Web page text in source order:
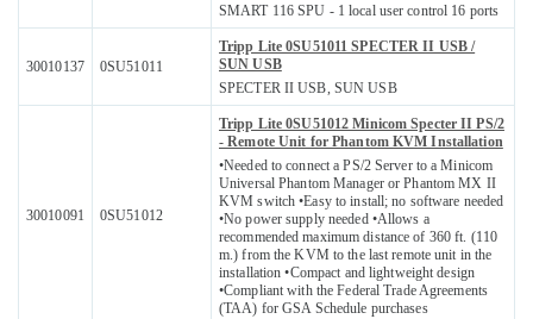
SMART 116 SPU - 1 local user control 16 ports
30010137 0SU51011
Tripp Lite 0SU51011 SPECTER II USB /
SUN USB
SPECTER II USB, SUN USB
30010091 0SU51012
Tripp Lite 0SU51012 Minicom Specter II PS/2
- Remote Unit for Phantom KVM Installation
•Needed to connect a PS/2 Server to a Minicom
Universal Phantom Manager or Phantom MX II
KVM switch •Easy to install; no software needed
•No power supply needed •Allows a
recommended maximum distance of 360 ft. (110
m.) from the KVM to the last remote unit in the
installation •Compact and lightweight design
•Compliant with the Federal Trade Agreements
(TAA) for GSA Schedule purchases